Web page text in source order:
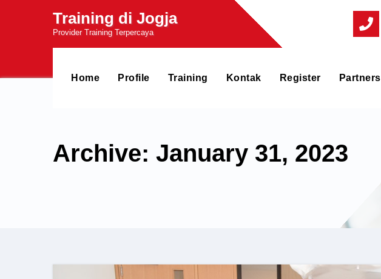
Training di Jogja
Provider Training Terpercaya
Home Profile Training Kontak Register Partners
Archive: January 31, 2023